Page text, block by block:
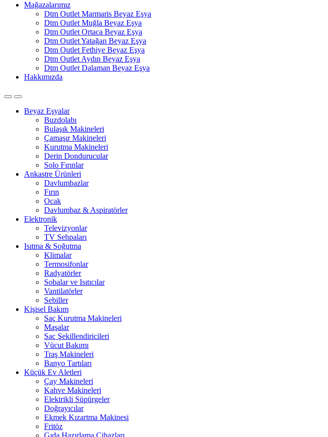
Mağazalarımız
Dtm Outlet Marmaris Beyaz Eşya
Dtm Outlet Muğla Beyaz Eşya
Dtm Outlet Ortaca Beyaz Eşya
Dtm Outlet Yatağan Beyaz Eşya
Dtm Outlet Fethiye Beyaz Eşya
Dtm Outlet Aydın Beyaz Eşya
Dtm Outlet Dalaman Beyaz Eşya
Hakkımızda
OpenClose
Beyaz Eşyalar
Buzdolabı
Bulaşık Makineleri
Çamaşır Makineleri
Kurutma Makineleri
Derin Dondurucular
Solo Fırınlar
Ankastre Ürünleri
Davlumbazlar
Fırın
Ocak
Davlumbaz & Aspiratörler
Elektronik
Televizyonlar
TV Sehpaları
Isıtma & Soğutma
Klimalar
Termosifonlar
Radyatörler
Sobalar ve Isıtıcılar
Vantilatörler
Sebiller
Kişisel Bakım
Saç Kurutma Makineleri
Maşalar
Saç Şekillendiricileri
Vücut Bakımı
Traş Makineleri
Banyo Tartıları
Küçük Ev Aletleri
Çay Makineleri
Kahve Makineleri
Elektrikli Süpürgeler
Doğrayıcılar
Ekmek Kızartma Makinesi
Fritöz
Gıda Hazırlama Cihazları